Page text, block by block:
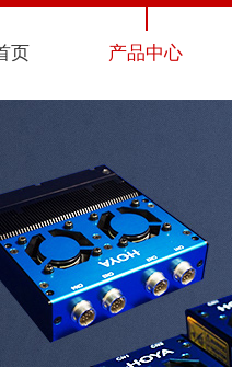
页 产品中心